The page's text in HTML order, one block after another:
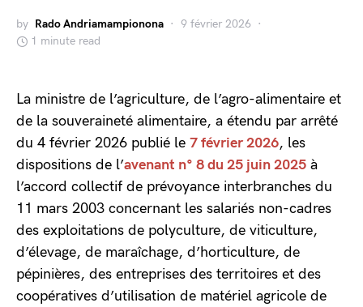
by Rado Andriamampionona
9 février 2026
1 minute read
La ministre de l’agriculture, de l’agro-alimentaire et
de la souveraineté alimentaire, a étendu par arrêté
du 4 février 2026 publié le 7 février 2026, les
dispositions de l’avenant n° 8 du 25 juin 2025 à
l’accord collectif de prévoyance interbranches du
11 mars 2003 concernant les salariés non-cadres
des exploitations de polyculture, de viticulture,
d’élevage, de maraîchage, d’horticulture, de
pépinières, des entreprises des territoires et des
coopératives d’utilisation de matériel agricole de